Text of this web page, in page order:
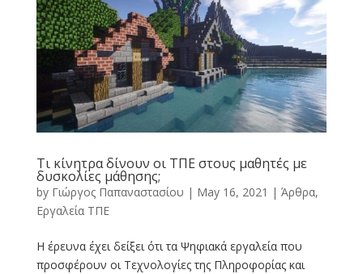
Τι κίνητρα δίνουν οι ΤΠΕ στους μαθητές με
δυσκολίες μάθησης;
by Γιώργος Παπαναστασίου | May 16, 2021 | Άρθρα,
Εργαλεία ΤΠΕ
Η έρευνα έχει δείξει ότι τα Ψηφιακά εργαλεία που
προσφέρουν οι Τεχνολογίες της Πληροφορίας και